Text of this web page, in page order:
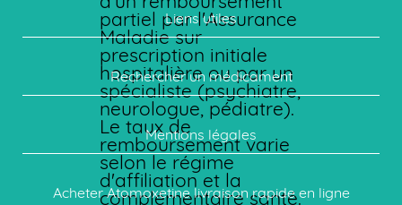
partiel par l'Assurance
Maladie sur
prescription initiale
hospitalière ou par un
spécialiste (psychiatre,
neurologue, pédiatre).
Le taux de
remboursement varie
selon le régime
d'affiliation et la
complémentaire santé.
Liens utiles
Rechercher un médicament
Mentions légales
Acheter Atomoxetine livraison rapide en ligne